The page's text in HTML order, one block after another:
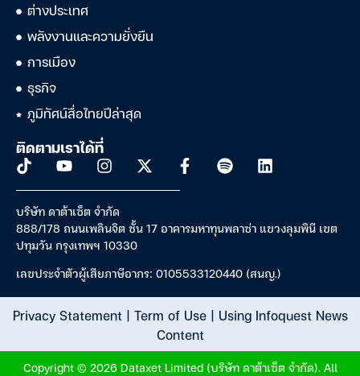
ต่างประเทศ
พลังงานและความยั่งยืน
การเมือง
ธุรกิจ
ภูมิทัศน์สื่อไทยปีล่าสุด
ติดตามเราได้ที่
บริษัท ดาต้าเซ็ต จำกัด
888/178 ถนนเพลินจิต ชั้น 17 อาคารมหาทุนพลาซ่า แขวงลุมพินี เขต
ปทุมวัน กรุงเทพฯ 10330
เลขประจำตัวผู้เสียภาษีอากร: 0105533120440 (สนญ.)
Privacy Statement| Term of Use| Using Infoquest News
Content
Copyright © 2026 Dataxet Limited (บริษัท ดาต้าเซ็ต จำกัด). All